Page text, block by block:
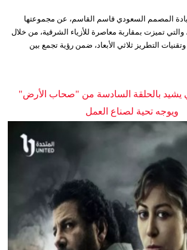
المصمم السعودي قاسم القاسم، عن مجموعتها
الخاصة برمضان 2026، والتي تميزت بمقاربة معاصرة للأزياء الشرقية، من خلال
التطريز ثلاثي الأبعاد، ضمن رؤية تجمع بين
بالحلقة السادسة من "صحاب الأرض"
ويوجه تحية لصناع العمل